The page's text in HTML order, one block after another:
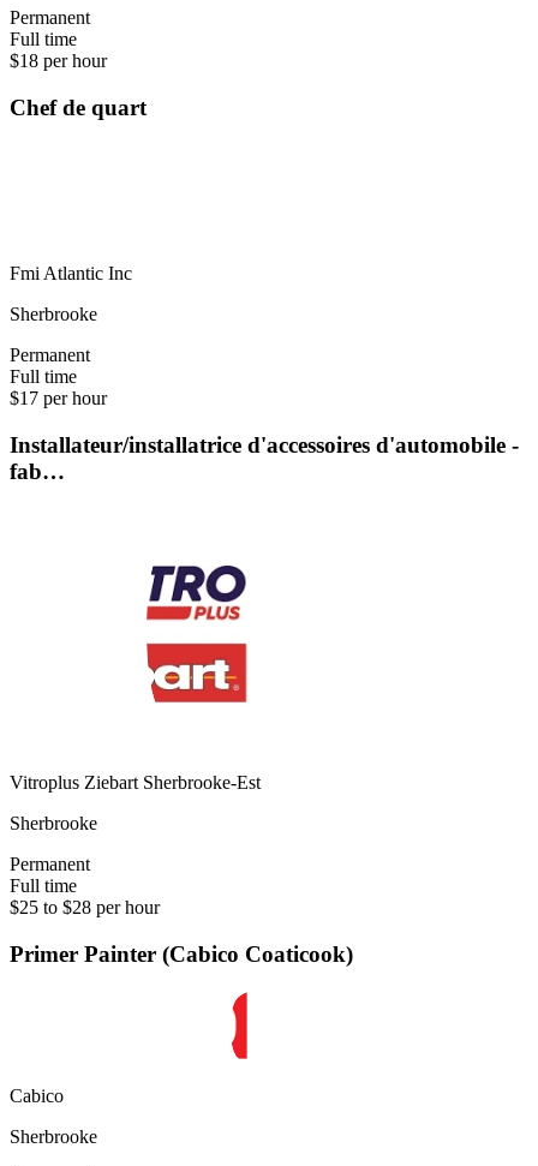
Permanent
Full time
$18 per hour
Chef de quart
Fmi Atlantic Inc
Sherbrooke
Permanent
Full time
$17 per hour
Installateur/installatrice d'accessoires d'automobile -
fab…
Vitroplus Ziebart Sherbrooke-Est
Sherbrooke
Permanent
Full time
$25 to $28 per hour
Primer Painter (Cabico Coaticook)
Cabico
Sherbrooke